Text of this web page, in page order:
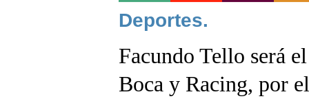
Noticias
Deportes.
Facundo Tello será
Boca y Racing, por